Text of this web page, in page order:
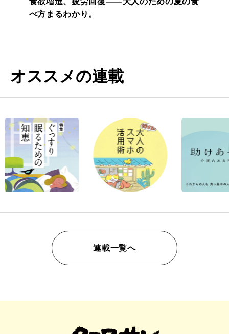
べ方まるわかり。
オススメの連載
連載一覧へ